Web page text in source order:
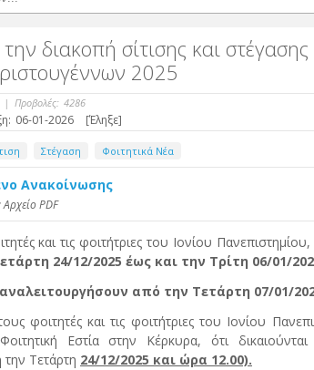
διακοπή σίτισης και
2025
| Προβολές: 4286
06-01-2026 [Έληξε]
Στέγαση Φοιτητικά Νέα
Ανακοίνωσης
PDF
και τις φοιτήτριες του Ιονίου
24/12/2025 έως και την Τρίτη 06/01/
από την Τετάρτη 07/01/
φοιτητές και τις φοιτήτριες του Ιονίου
Εστία στην Κέρκυρα, ότι
Τετάρτη 24/12/2025 και ώρα 12.00).